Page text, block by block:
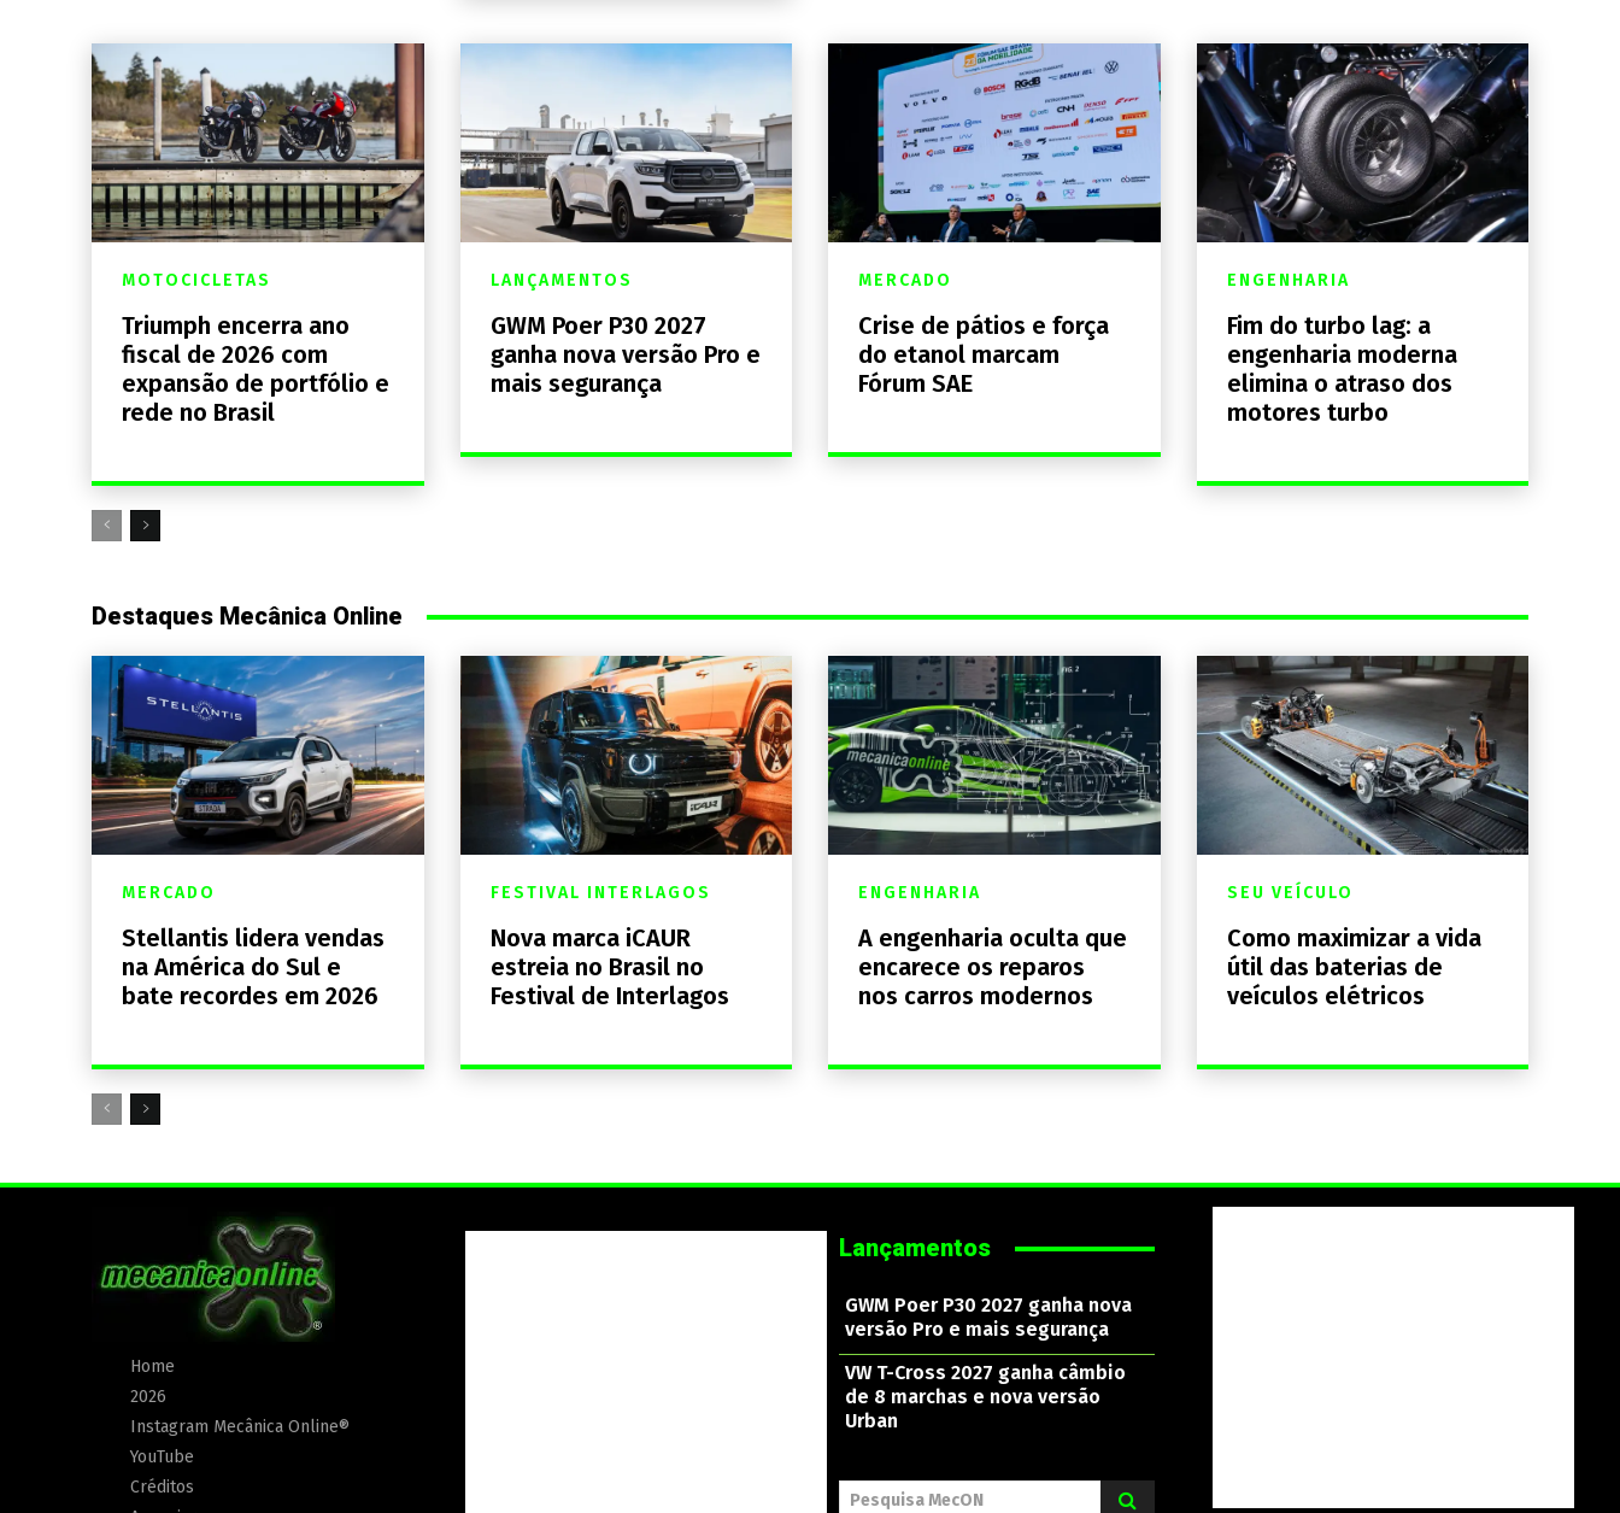
MOTOCICLETAS
Triumph encerra ano
fiscal de 2026 com
expansão de portfólio e
rede no Brasil
LANÇAMENTOS
GWM Poer P30 2027
ganha nova versão Pro e
mais segurança
MERCADO
Crise de pátios e força
do etanol marcam
Fórum SAE
ENGENHARIA
Fim do turbo lag: a
engenharia moderna
elimina o atraso dos
motores turbo
Destaques Mecânica Online
MERCADO
Stellantis lidera vendas
na América do Sul e
bate recordes em 2026
FESTIVAL INTERLAGOS
Nova marca iCAUR
estreia no Brasil no
Festival de Interlagos
ENGENHARIA
A engenharia oculta que
encarece os reparos
nos carros modernos
SEU VEÍCULO
Como maximizar a vida
útil das baterias de
veículos elétricos
Home
2026
Instagram Mecânica Online®
YouTube
Créditos
Lançamentos
GWM Poer P30 2027 ganha nova
versão Pro e mais segurança
VW T-Cross 2027 ganha câmbio
de 8 marchas e nova versão
Urban
Pesquisa MecON